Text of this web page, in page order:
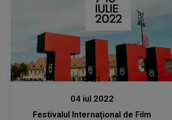
Stiri
04 iul 2022
Festivalul Internaţional de Film